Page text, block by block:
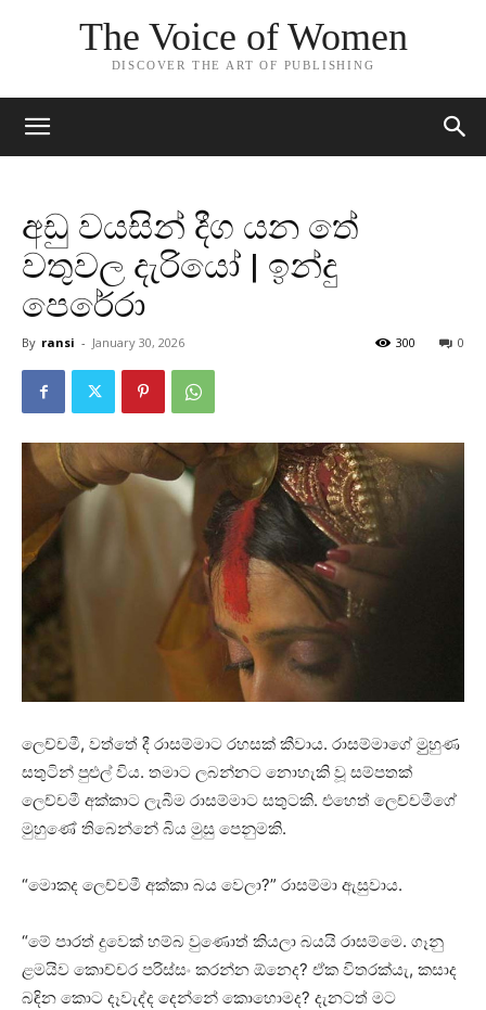
The Voice of Women
DISCOVER THE ART OF PUBLISHING
අඩු වයසින් දීග යන තේ
වතුවල දැරියෝ | ඉන්දු
පෙරේරා
By ransi - January 30, 2026 0
300
ලෙච්චමී, වත්තේ දී රාසම්මාට රහසක් කීවාය. රාසම්මාගේ මුුහුණ
සතුටින් පුළුල් විය. තමාට ⁣ලබන්නට නොහැකි වූ සම්පතක්
ලෙච්චමී අක්කාට ලැබීම රාසම්මාට සතුටකි. එහෙත් ලෙච්චමීගේ
මුහුණේ තිබෙන්නේ බිය මුසු පෙනුමකි.
“මොකද ලෙච්චමී අක්කා බය වෙලා?” රාසම්මා ඇසුවාය.
“මේ පාරත් දුවෙක් හම්බ වුණොත් කියලා බයයි රාසම්මෙ. ගෑනු
ළමයිව කොච්චර පරිස්සං කරන්න ඕනෙද? ඒක විතරක්යැ, කසාද
බඳින කොට දෑවැද්ද දෙන්නේ කොහොමද? දැනටත් මට